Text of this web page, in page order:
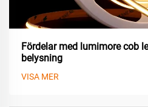
Fördelar med lumimore cob
belysning
VISA MER